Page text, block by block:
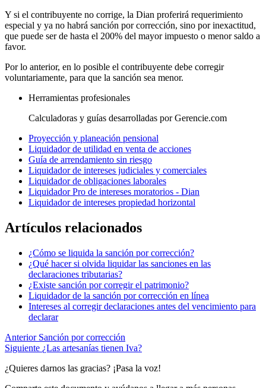
Y si el contribuyente no corrige, la Dian proferirá requerimiento
especial y ya no habrá sanción por corrección, sino por inexactitud,
que puede ser de hasta el 200% del mayor impuesto o menor saldo a
favor.
Por lo anterior, en lo posible el contribuyente debe corregir
voluntariamente, para que la sanción sea menor.
Herramientas profesionales
Calculadoras y guías desarrolladas por Gerencie.com
Proyección y planeación pensional
Liquidador de utilidad en venta de acciones
Guía de arrendamiento sin riesgo
Liquidador de intereses judiciales y comerciales
Liquidador de obligaciones laborales
Liquidador Pro de intereses moratorios - Dian
Liquidador de intereses propiedad horizontal
Artículos relacionados
¿Cómo se liquida la sanción por corrección?
¿Qué hacer si olvida liquidar las sanciones en las
declaraciones tributarias?
¿Existe sanción por corregir el patrimonio?
Liquidador de la sanción por corrección en línea
Intereses al corregir declaraciones antes del vencimiento para
declarar
Anterior Sanción por corrección
Siguiente ¿Las artesanías tienen Iva?
¿Quieres darnos las gracias? ¡Pasa la voz!